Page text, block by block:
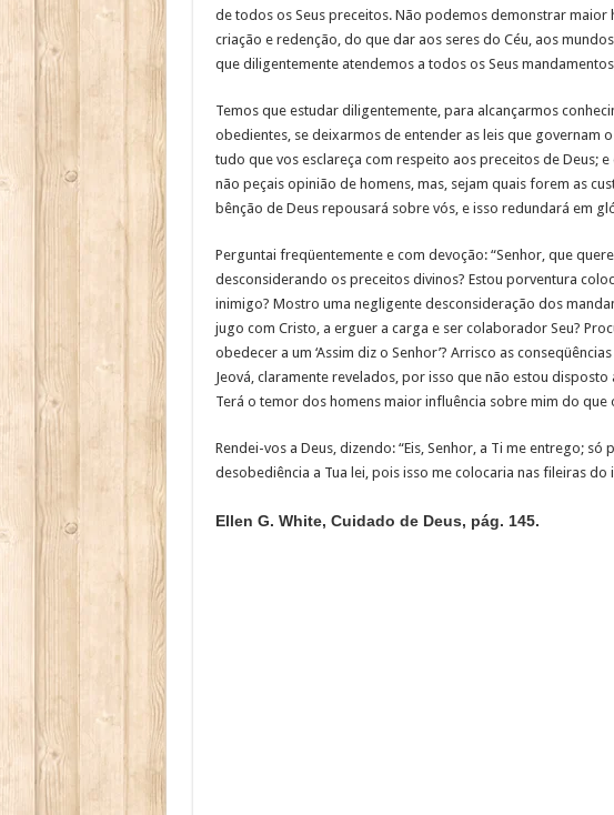
de todos os Seus preceitos. Não podemos demonstrar maior
criação e redenção, do que dar aos seres do Céu, aos
que diligentemente atendemos a todos os Seus
Temos que estudar diligentemente, para alcançarmos
obedientes, se deixarmos de entender as leis que governam
tudo que vos esclareça com respeito aos preceitos de Deus;
não peçais opinião de homens, mas, sejam quais forem as
bênção de Deus repousará sobre vós, e isso redundará em
Perguntai freqüentemente e com devoção: “Senhor, que
desconsiderando os preceitos divinos? Estou porventura
inimigo? Mostro uma negligente desconsideração dos
jugo com Cristo, a erguer a carga e ser colaborador Seu?
obedecer a um ‘Assim diz o Senhor’? Arrisco as
Jeová, claramente revelados, por isso que não estou
Terá o temor dos homens maior influência sobre mim do que
Rendei-vos a Deus, dizendo: “Eis, Senhor, a Ti me entrego;
desobediência a Tua lei, pois isso me colocaria nas fileiras do
Ellen G. White, Cuidado de Deus, pág. 145.